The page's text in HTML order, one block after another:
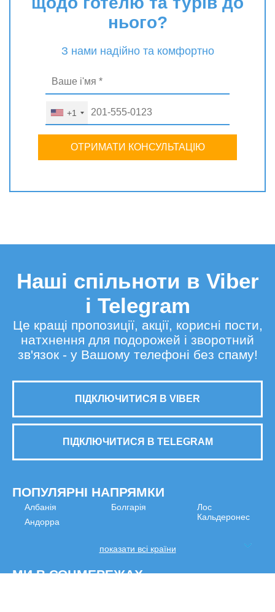
нього?
З нами надійно та комфортно
+1
ОТРИМАТИ КОНСУЛЬТАЦІЮ
Наші спільноти в Viber
і Telegram
Це кращі пропозиції, акції, корисні пости,
натхнення для подорожей і зворотний
зв'язок - у Вашому телефоні без спаму!
ПІДКЛЮЧИТИСЯ В VIBER
ПІДКЛЮЧИТИСЯ В TELEGRAM
ПОПУЛЯРНІ НАПРЯМКИ
Албанія
Андорра
Болгарія
Лос
Кальдеронес
показати всі країни
МИ В СОЦМЕРЕЖАХ